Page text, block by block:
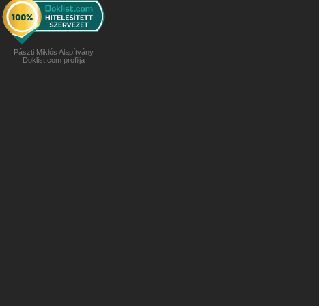
Pászti Miklós Alapítvány
Doklist.com profilja